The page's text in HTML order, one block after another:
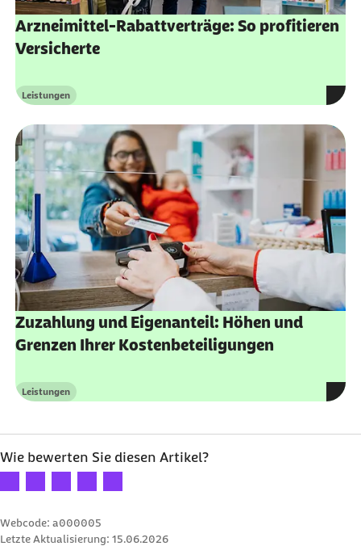
Arzneimittel-Rabattverträge: So profitieren
Versicherte
Kategorie
Leistungen
Zuzahlung und Eigenanteil: Höhen und
Grenzen Ihrer Kostenbeteiligungen
Kategorie
Leistungen
Wie bewerten Sie diesen Artikel?
Ihre Bewertung: 1 Stern
Ihre Bewertung: 2 Sterne
Ihre Bewertung: 3 Sterne
Ihre Bewertung: 4 Sterne
Ihre Bewertung: 5 Sterne
Webcode: a000005
Letzte Aktualisierung: 15.06.2026